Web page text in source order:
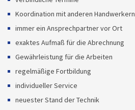
Koordination mit anderen Handwerkern
immer ein Ansprechpartner vor Ort
exaktes Aufmaß für die Abrechnung
Gewährleistung für die Arbeiten
regelmäßige Fortbildung
individueller Service
neuester Stand der Technik